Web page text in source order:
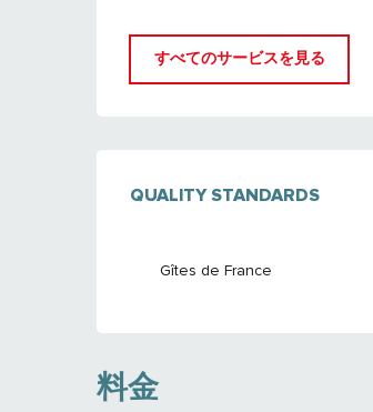
すべてのサービスを見る
サービス
QUALITY STANDARDS
QUALITY STANDARDS
Gîtes de France
料金